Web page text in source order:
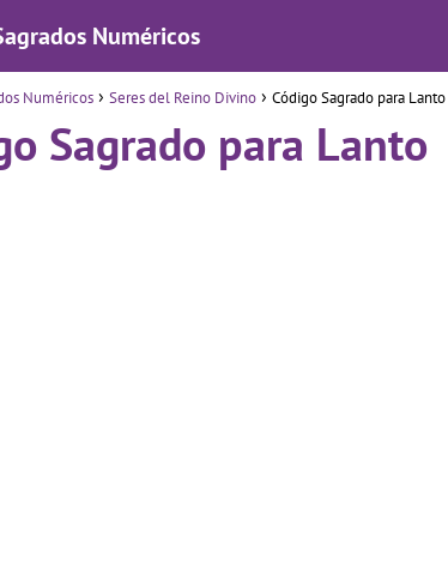
Numéricos
Numéricos Seres del Reino Divino Código Sagrado para Lanto
Sagrado para Lanto